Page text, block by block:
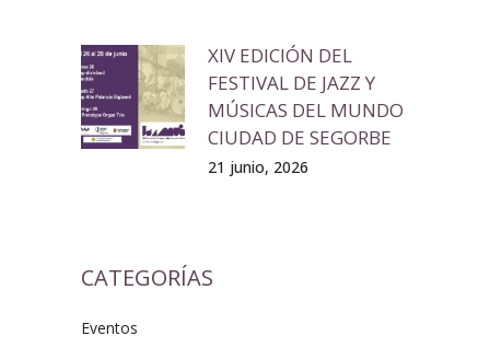
XIV EDICIÓN DEL
FESTIVAL DE JAZZ Y
MÚSICAS DEL MUNDO
CIUDAD DE SEGORBE
21 junio, 2026
CATEGORÍAS
Eventos